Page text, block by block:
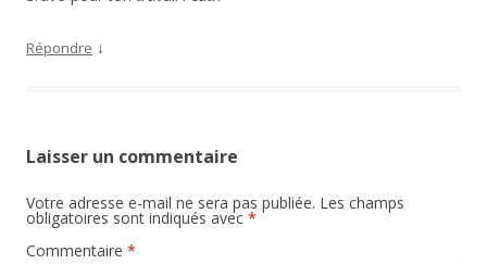
Répondre ↓
Laisser un commentaire
Votre adresse e-mail ne sera pas publiée. Les champs
obligatoires sont indiqués avec *
Commentaire *